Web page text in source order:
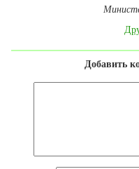
Добавить